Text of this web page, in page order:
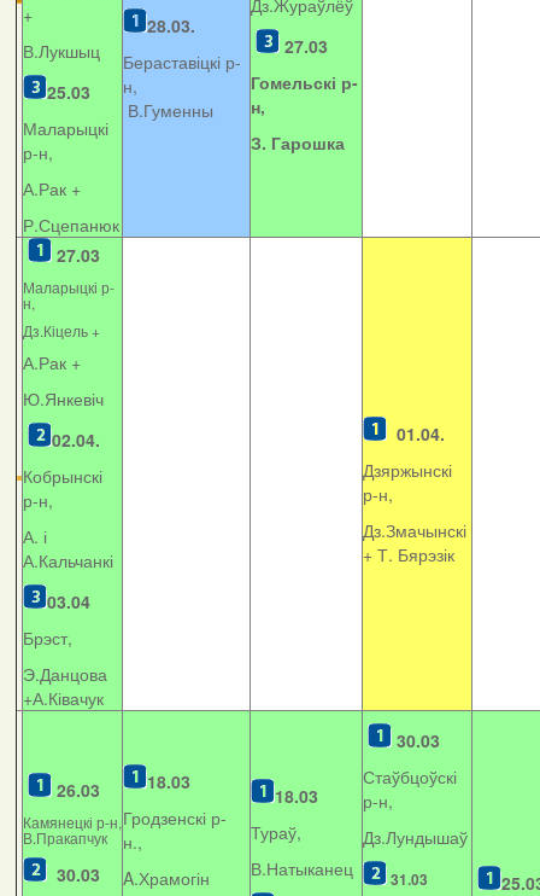
+
В.Лукшыц
25.03
Маларыцкі
р-н,
А.Рак +
Р.Сцепанюк
28.03.
Бераставіцкі р-
н,
В.Гуменны
Дз.Жураўлёў
27.03
Гомельскі р-
н,
З. Гарошка
27.03
Маларыцкі р-
н,
Дз.Кіцель +
А.Рак +
Ю.Янкевіч
02.04.
Кобрынскі
р-н,
А. і
А.Кальчанкі
03.04
Брэст,
Э.Данцова
+А.Ківачук
01.04.
Дзяржынскі
р-н,
Дз.Змачынскі
+ Т. Бярэзік
26.03
Камянецкі р-н,
В.Пракапчук
30.03
18.03
Гродзенскі р-
н.,
A.Храмогін
18.03
Тураў,
В.Натыканец
30.03
Стаўбцоўскі
р-н,
Дз.Лундышаў
31.03